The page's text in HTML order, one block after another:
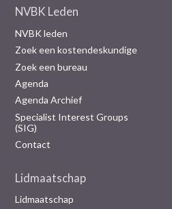
NVBK Leden
NVBK leden
Zoek een kostendeskundige
Zoek een bureau
Agenda
Agenda Archief
Specialist Interest Groups
(SIG)
Contact
Lidmaatschap
Lidmaatschap